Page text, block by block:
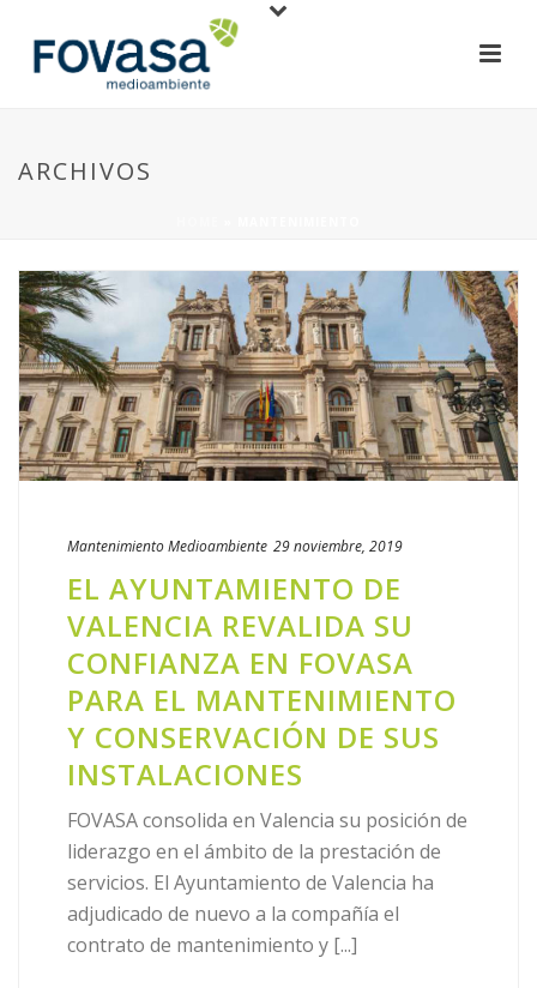
ARCHIVOS
MantenimientoMedioambiente 29 noviembre, 2019
EL AYUNTAMIENTO DE
VALENCIA REVALIDA SU
CONFIANZA EN FOVASA
PARA EL MANTENIMIENTO
Y CONSERVACIÓN DE SUS
INSTALACIONES
FOVASA consolida en Valencia su posición de
liderazgo en el ámbito de la prestación de
servicios. El Ayuntamiento de Valencia ha
adjudicado de nuevo a la compañía el
contrato de mantenimiento y [...]